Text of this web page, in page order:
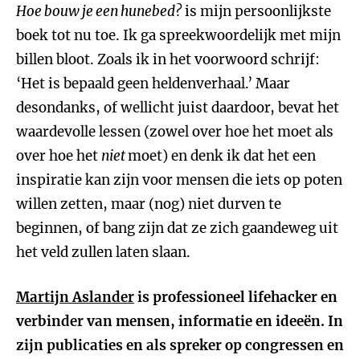
Hoe bouw je een hunebed?is mijn persoonlijkste
boek tot nu toe. Ik ga spreekwoordelijk met mijn
billen bloot. Zoals ik in het voorwoord schrijf:
‘Het is bepaald geen heldenverhaal.’ Maar
desondanks, of wellicht juist daardoor, bevat het
waardevolle lessen (zowel over hoe het moet als
over hoe het nietmoet) en denk ik dat het een
inspiratie kan zijn voor mensen die iets op poten
willen zetten, maar (nog) niet durven te
beginnen, of bang zijn dat ze zich gaandeweg uit
het veld zullen laten slaan.
Martijn Aslanderis professioneel lifehacker en
verbinder van mensen, informatie en ideeën. In
zijn publicaties en als spreker op congressen en